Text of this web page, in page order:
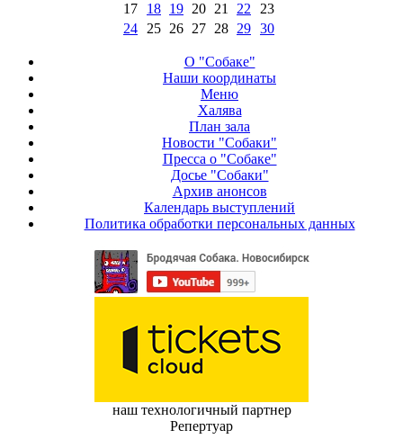
17
18 19 20 21 22
23
24
25 26 27 28 29 30
О "Собаке"
Наши координаты
Меню
Халява
План зала
Новости "Собаки"
Пресса о "Собаке"
Досье "Собаки"
Архив анонсов
Календарь выступлений
Политика обработки персональных данных
наш технологичный партнер
Репертуар